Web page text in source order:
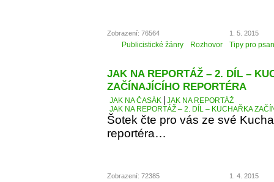
Zobrazení: 76564 1. 5. 2015
Publicistické žánry Rozhovor Tipy pro
JAK NA REPORTÁŽ – 2. DÍL –
ZAČÍNAJÍCÍHO REPORTÉRA
JAK NA ČASÁK
JAK NA REPORTÁŽ
JAK NA REPORTÁŽ – 2. DÍL – KUCHAŘKA
Šotek čte pro vás ze své
reportéra…
Zobrazení: 72385 1. 4. 2015